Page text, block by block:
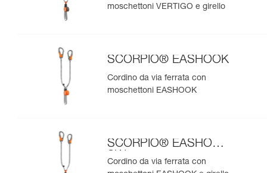
moschettoni VERTIGO e girello
SCORPIO® EASHOOK
Cordino da via ferrata con
moschettoni EASHOOK
SCORPIO® EASHOOK
SW
Cordino da via ferrata con